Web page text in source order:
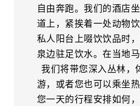
自由奔跑。我们的酒店
道上，紧挨着一处动物
私人阳台上啜饮饮品时
泉边驻足饮水。在当地
我们将带您深入丛林，
游，或者您也可以乘坐
您一天的行程安排如何